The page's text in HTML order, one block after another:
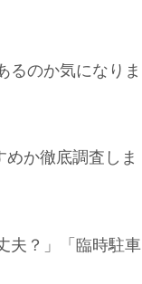
るのか気になりま
か徹底調査しま
夫？」「臨時駐車